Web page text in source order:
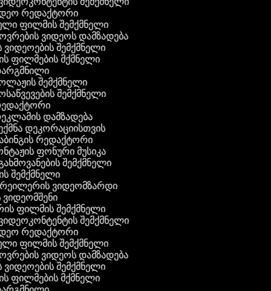
რედაქტორი
ფილმის შემქმნელი
ვიდეოს დამზადება
ვიდეოების შემქმნელი
ფილმების მქმნელი
შემქმნელი
შემქმნელი
დამზადება
დეკორაციისთვის
რედაქტორი
ფონური მუსიკა
შემქმნელი
შემქმნელი
ვიდეომზარდი
ვიდეომშენი
ფილმის შემქმნელი
ვიდეოკონტენტის შემქმნელი
რედაქტორი
ფილმის შემქმნელი
ვიდეოს დამზადება
ვიდეოების შემქმნელი
ფილმების მქმნელი